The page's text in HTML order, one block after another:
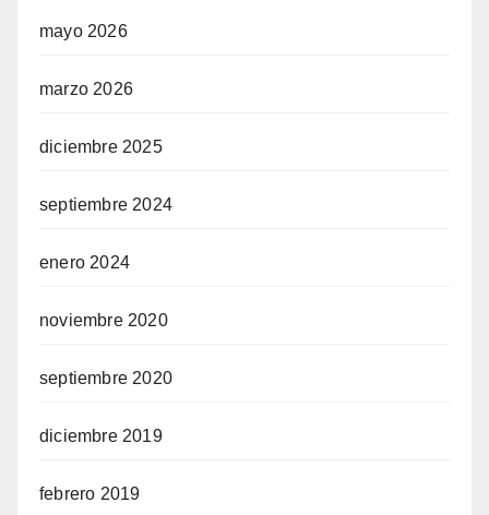
mayo 2026
marzo 2026
diciembre 2025
septiembre 2024
enero 2024
noviembre 2020
septiembre 2020
diciembre 2019
febrero 2019